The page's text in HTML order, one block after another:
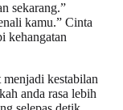
sekarang.”
kamu.” Cinta
kehangatan
menjadi kestabilan
anda rasa lebih